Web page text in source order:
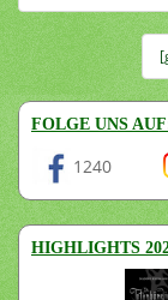
FOLGE UNS
1240
HIGHLIGHTS